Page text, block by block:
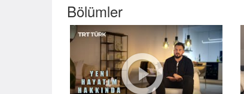
Bölümler